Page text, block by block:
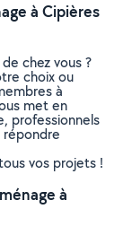
à Cipières
chez vous ?
choix ou
à
met en
professionnels
répondre
vos projets !
à